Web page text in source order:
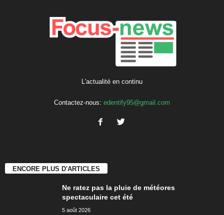
L'actualité en continu
Contactez-nous: edentify95@gmail.com
ENCORE PLUS D'ARTICLES
Ne ratez pas la pluie de météores
spectaculaire cet été
5 août 2026